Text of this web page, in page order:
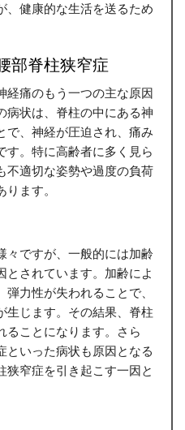
、健康的な生活を送るため
部脊柱狭窄症
痛のもう一つの主な原因
病状は、脊柱の中にある神
で、神経が圧迫され、痛み
す。特に高齢者に多く見ら
不適切な姿勢や過度の負荷
ます。
ですが、一般的には加齢
とされています。加齢によ
力性が失われることで、
生じます。その結果、脊柱
ることになります。さら
といった病状も原因となる
狭窄症を引き起こす一因と